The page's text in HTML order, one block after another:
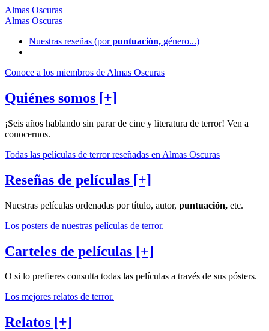
Almas Oscuras
Almas Oscuras
Nuestras reseñas (porpuntuación, género...)
Conoce a los miembros de Almas Oscuras
Quiénes somos [+]
¡Seis años hablando sin parar de cine y literatura de terror! Ven a
conocernos.
Todas las películas de terror reseñadas en Almas Oscuras
Reseñas de películas [+]
Nuestras películas ordenadas por título, autor, puntuación, etc.
Los posters de nuestras películas de terror.
Carteles de películas [+]
O si lo prefieres consulta todas las películas a través de sus pósters.
Los mejores relatos de terror.
Relatos [+]